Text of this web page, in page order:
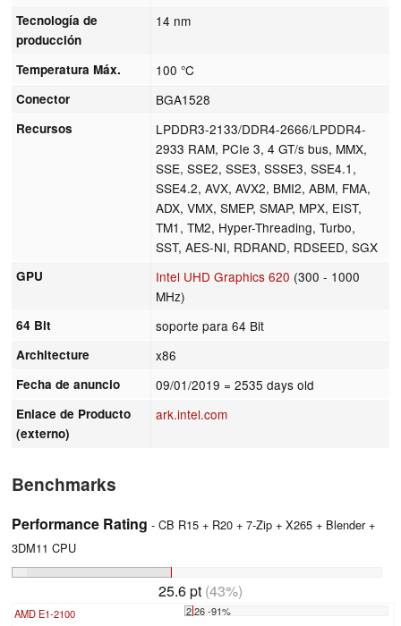
Tecnología de
producción
14 nm
Temperatura Máx. 100 °C
Conector BGA1528
Recursos
LPDDR3-2133/DDR4-2666/LPDDR4-
2933 RAM, PCIe 3, 4 GT/s bus, MMX,
SSE, SSE2, SSE3, SSSE3, SSE4.1,
SSE4.2, AVX, AVX2, BMI2, ABM, FMA,
ADX, VMX, SMEP, SMAP, MPX, EIST,
TM1, TM2, Hyper-Threading, Turbo,
SST, AES-NI, RDRAND, RDSEED, SGX
GPU Intel UHD Graphics 620 (300 - 1000
MHz)
64 Bit soporte para 64 Bit
Architecture x86
Fecha de anuncio 09/01/2019 = 2535 days old
Enlace de Producto
(externo)
ark.intel.com
Benchmarks
Performance Rating - CB R15 + R20 + 7-Zip + X265 + Blender +
3DM11 CPU
25.6 pt (43%)
AMD E1-2100 2.26 -91%